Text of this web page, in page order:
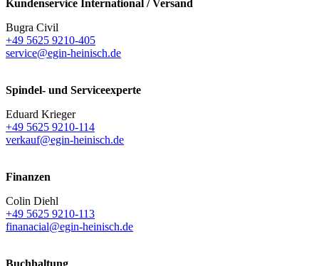
Kundenservice International / Versand
Bugra Civil
+49 5625 9210-405
service@egin-heinisch.de
Spindel- und Serviceexperte
Eduard Krieger
+49 5625 9210-114
verkauf@egin-heinisch.de
Finanzen
Colin Diehl
+49 5625 9210-113
finanacial@egin-heinisch.de